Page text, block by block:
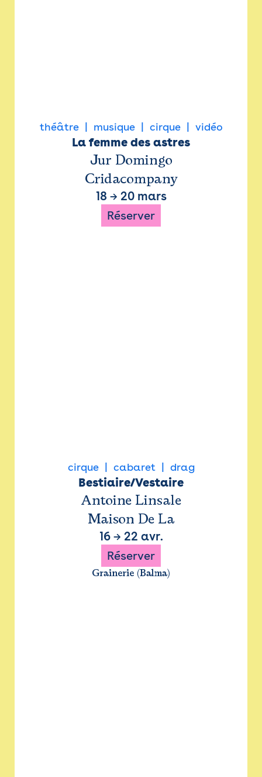
théâtre musique cirque vidéo
La femme des astres
Jur Domingo
Cridacompany
18 → 20 mars
Réserver
cirque cabaret drag
Bestiaire/Vestaire
Antoine Linsale
Maison De La
16→ 22 avr.
Réserver
Grainerie (Balma)